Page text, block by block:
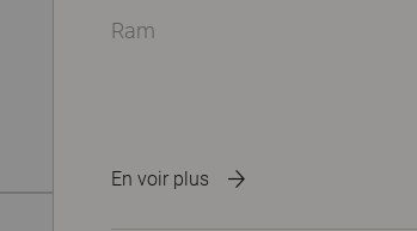
Ram
En voir plus